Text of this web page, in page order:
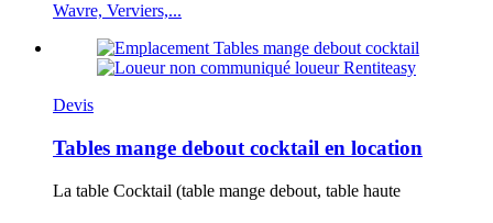
Wavre, Verviers,...
Devis
Tables mange debout cocktail en location
La table Cocktail (table mange debout, table haute